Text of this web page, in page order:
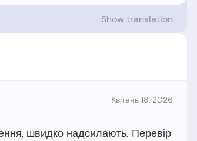
Show translation
Квітень 18, 2026
швидко надсилають. Перевір